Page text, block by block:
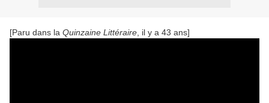
[Paru dans la Quinzaine Littéraire , il y a 43 ans]